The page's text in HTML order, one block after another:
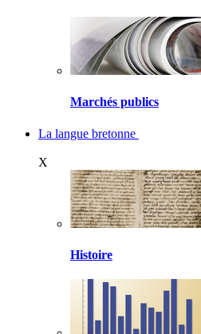
Marchés publics
La langue bretonne
X
Histoire